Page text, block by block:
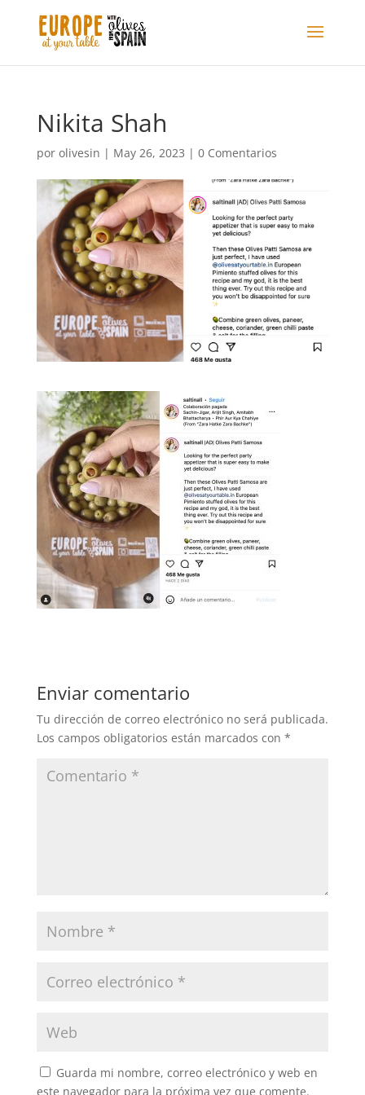
Nikita Shah
por olivesin | May 26, 2023 | 0 Comentarios
Enviar comentario
Tu dirección de correo electrónico no será publicada.
Los campos obligatorios están marcados con *
Guarda mi nombre, correo electrónico y web en
este navegador para la próxima vez que comente.